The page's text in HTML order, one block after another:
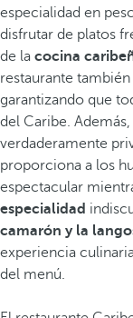
especialidad en
disfrutar de platos
de la cocina
restaurante
garantizando que
del Caribe. Además,
verdaderamente
proporciona a los
espectacular
especialidad
camarón y la
experiencia
del menú.